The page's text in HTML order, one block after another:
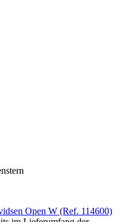
Open W (Ref. 114600)